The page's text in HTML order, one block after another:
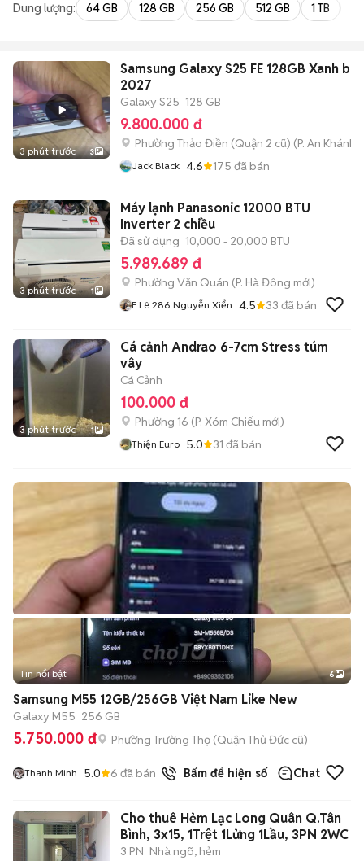
Dung lượng: 64 GB 128 GB 256 GB 512 GB 1 TB
3 phút trước 3
Samsung Galaxy S25 FE 128GB Xanh bh
2027
Galaxy S25 128 GB
9.800.000 đ
Phường Thảo Điền (Quận 2 cũ) (P. An Khánh
Jack Black 4.6 175 đã bán
3 phút trước 1
Máy lạnh Panasonic 12000 BTU
Inverter 2 chiều
Đã sử dụng 10,000 - 20,000 BTU
5.989.689 đ
Phường Văn Quán (P. Hà Đông mới)
E Lê 286 Nguyễn Xiển 4.5 33 đã bán
3 phút trước 1
Cá cảnh Andrao 6-7cm Stress túm
vây
Cá Cảnh
100.000 đ
Phường 16 (P. Xóm Chiếu mới)
Thiện Euro 5.0 31 đã bán
+2
Tin nổi bật 6
Samsung M55 12GB/256GB Việt Nam Like New
Galaxy M55 256 GB
5.750.000 đ Phường Trường Thọ (Quận Thủ Đức cũ)
Thanh Minh 5.0 6 đã bán Bấm để hiện số Chat
Cho thuê Hẻm Lạc Long Quân Q.Tân
Bình, 3x15, 1Trệt 1Lửng 1Lầu, 3PN 2WC
3 PN Nhà ngõ, hẻm